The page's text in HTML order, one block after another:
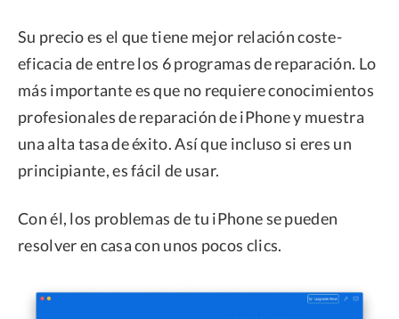
Su precio es el que tiene mejor relación coste-
eficacia de entre los 6 programas de reparación. Lo
más importante es que no requiere conocimientos
profesionales de reparación de iPhone y muestra
una alta tasa de éxito. Así que incluso si eres un
principiante, es fácil de usar.
Con él, los problemas de tu iPhone se pueden
resolver en casa con unos pocos clics.